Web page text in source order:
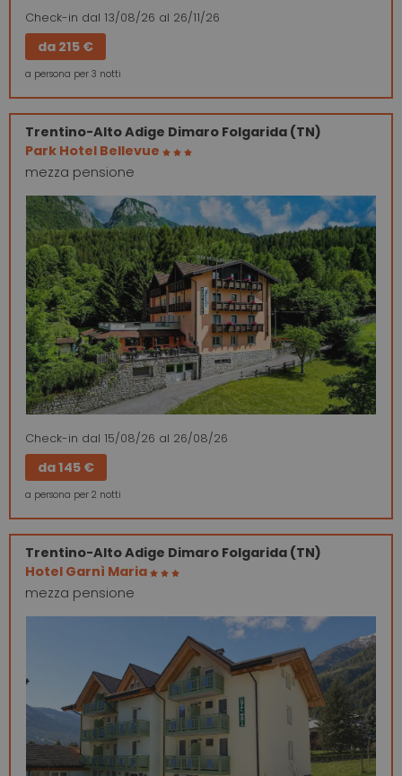
Check-in dal 13/08/26 al 26/11/26
da 215 €
a persona per 3 notti
Trentino-Alto Adige Dimaro Folgarida (TN)
Park Hotel Bellevue
mezza pensione
Check-in dal 15/08/26 al 26/08/26
da145 €
a persona per 2 notti
Trentino-Alto Adige Dimaro Folgarida (TN)
Hotel Garnì Maria
mezza pensione